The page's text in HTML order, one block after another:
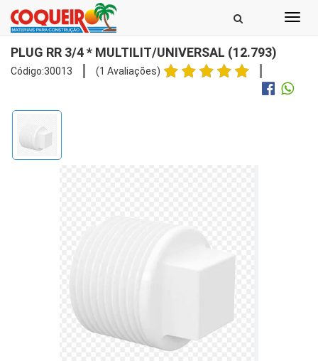
PLUG RR 3/4 * MULTILIT/UNIVERSAL (12.793)
Código:30013 (1 Avaliações)